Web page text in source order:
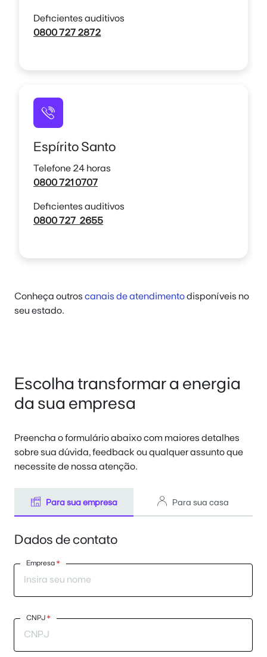
Deficientes auditivos
0800 727 2872
Espírito Santo
Telefone 24 horas
0800 721 0707
Deficientes auditivos
0800 727 2655
Conheça outros canais de atendimentodisponíveis no
seu estado.
Escolha transformar a energia
da sua empresa
Preencha o formulário abaixo com maiores detalhes
sobre sua dúvida, feedback ou qualquer assunto que
necessite de nossa atenção.
Para sua casa
Para sua empresa
Dados de contato
Empresa *
CNPJ *